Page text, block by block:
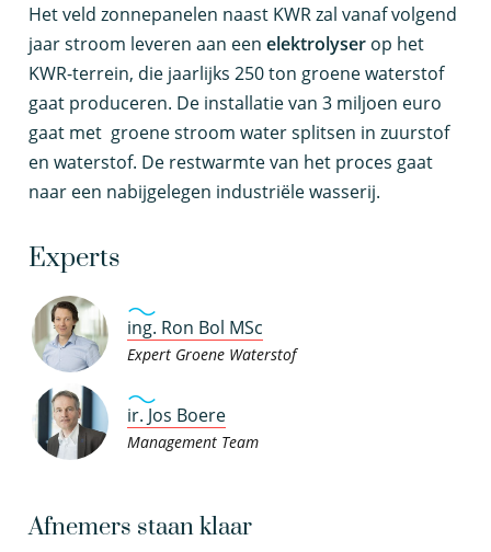
Het veld zonnepanelen naast KWR zal vanaf volgend
jaar stroom leveren aan een elektrolyser op het
KWR-terrein, die jaarlijks 250 ton groene waterstof
gaat produceren. De installatie van 3 miljoen euro
gaat met groene stroom water splitsen in zuurstof
en waterstof. De restwarmte van het proces gaat
naar een nabijgelegen industriële wasserij.
Experts
ing. Ron Bol MSc
Expert Groene Waterstof
ir. Jos Boere
Management Team
Afnemers staan klaar